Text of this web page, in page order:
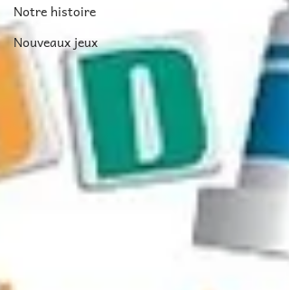
Notre histoire
Nouveaux jeux